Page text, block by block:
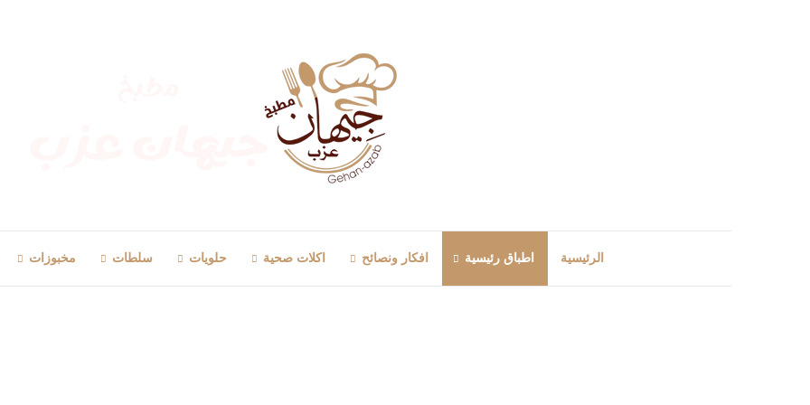
الرئيسية اطباق رئيسية افكار ونصائح اكلات صحية حلويات سلطات مخبوزات